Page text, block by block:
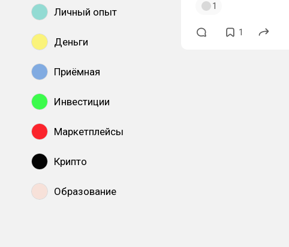
Личный опыт
Деньги
Приёмная
Инвестиции
Маркетплейсы
Крипто
Образование
1
1